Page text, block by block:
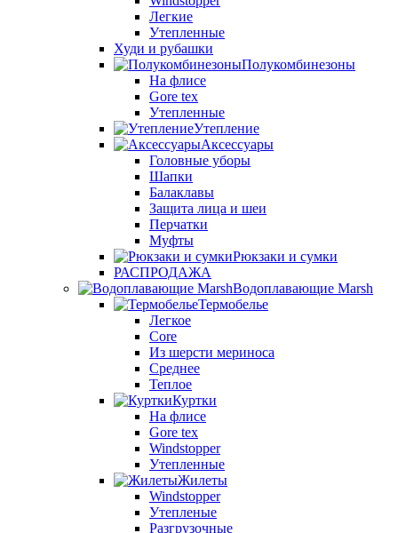
Легкие
Утепленные
Худи и рубашки
Полукомбинезоны
На флисе
Gore tex
Утепленные
Утепление
Аксессуары
Головные уборы
Шапки
Балаклавы
Защита лица и шеи
Перчатки
Муфты
Рюкзаки и сумки
РАСПРОДАЖА
Водоплавающие Marsh
Термобелье
Легкое
Core
Из шерсти мериноса
Среднее
Теплое
Куртки
На флисе
Gore tex
Windstopper
Утепленные
Жилеты
Windstopper
Утепленые
Разгрузочные